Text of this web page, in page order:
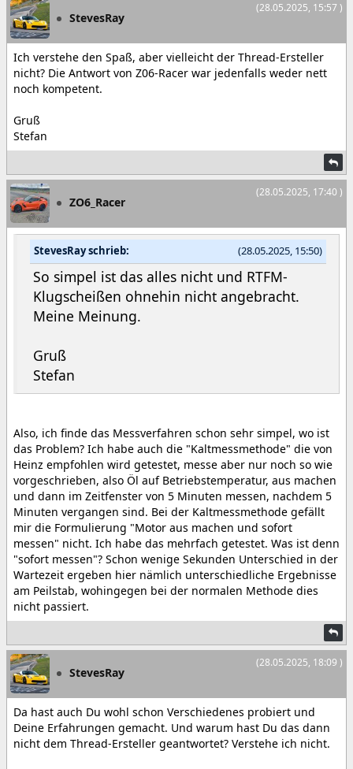
(28.05.2025, 15:57 )
StevesRay
Ich verstehe den Spaß, aber vielleicht der Thread-Ersteller
nicht? Die Antwort von Z06-Racer war jedenfalls weder nett
noch kompetent.
Gruß
Stefan
(28.05.2025, 17:40 )
ZO6_Racer
(28.05.2025, 15:50)
StevesRay schrieb:
So simpel ist das alles nicht und RTFM-
Klugscheißen ohnehin nicht angebracht.
Meine Meinung.
Gruß
Stefan
Also, ich finde das Messverfahren schon sehr simpel, wo ist
das Problem? Ich habe auch die "Kaltmessmethode" die von
Heinz empfohlen wird getestet, messe aber nur noch so wie
vorgeschrieben, also Öl auf Betriebstemperatur, aus machen
und dann im Zeitfenster von 5 Minuten messen, nachdem 5
Minuten vergangen sind. Bei der Kaltmessmethode gefällt
mir die Formulierung "Motor aus machen und sofort
messen" nicht. Ich habe das mehrfach getestet. Was ist denn
"sofort messen"? Schon wenige Sekunden Unterschied in der
Wartezeit ergeben hier nämlich unterschiedliche Ergebnisse
am Peilstab, wohingegen bei der normalen Methode dies
nicht passiert.
(28.05.2025, 18:09 )
StevesRay
Da hast auch Du wohl schon Verschiedenes probiert und
Deine Erfahrungen gemacht. Und warum hast Du das dann
nicht dem Thread-Ersteller geantwortet? Verstehe ich nicht.